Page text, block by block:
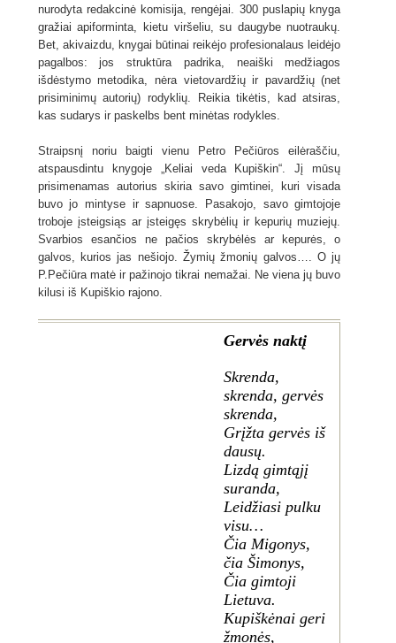
nurodyta redakcinė komisija, rengėjai. 300 puslapių knyga
gražiai apiforminta, kietu viršeliu, su daugybe nuotraukų.
Bet, akivaizdu, knygai būtinai reikėjo profesionalaus leidėjo
pagalbos: jos struktūra padrika, neaiški medžiagos
išdėstymo metodika, nėra vietovardžių ir pavardžių (net
prisiminimų autorių) rodyklių. Reikia tikėtis, kad atsiras,
kas sudarys ir paskelbs bent minėtas rodykles.
Straipsnį noriu baigti vienu Petro Pečiūros eilėraščiu,
atspausdintu knygoje „Keliai veda Kupiškin“. Jį mūsų
prisimenamas autorius skiria savo gimtinei, kuri visada
buvo jo mintyse ir sapnuose. Pasakojo, savo gimtojoje
troboje įsteigsiąs ar įsteigęs skrybėlių ir kepurių muziejų.
Svarbios esančios ne pačios skrybėlės ar kepurės, o
galvos, kurios jas nešiojo. Žymių žmonių galvos…. O jų
P.Pečiūra matė ir pažinojo tikrai nemažai. Ne viena jų buvo
kilusi iš Kupiškio rajono.
Gervės naktį
Skrenda,
skrenda, gervės
skrenda,
Grįžta gervės iš
dausų.
Lizdą gimtąjį
suranda,
Leidžiasi pulku
visu…
Čia Migonys,
čia Šimonys,
Čia gimtoji
Lietuva.
Kupiškėnai geri
žmonės,